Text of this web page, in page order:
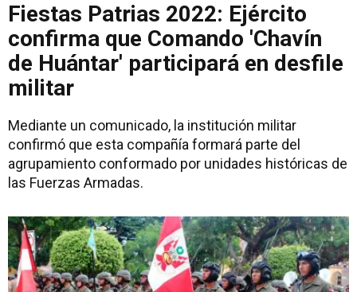
Fiestas Patrias 2022: Ejército
confirma que Comando 'Chavín
de Huántar' participará en desfile
militar
Mediante un comunicado, la institución militar
confirmó que esta compañía formará parte del
agrupamiento conformado por unidades históricas de
las Fuerzas Armadas.